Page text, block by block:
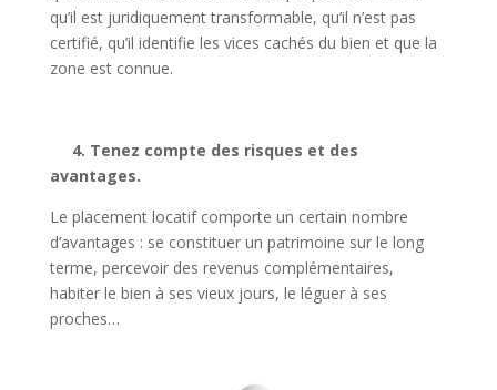
qu’il est juridiquement transformable, qu’il n’est pas
certifié, qu’il identifie les vices cachés du bien et que la
zone est connue.
4. Tenez compte des risques et des
avantages.
Le placement locatif comporte un certain nombre
d’avantages : se constituer un patrimoine sur le long
terme, percevoir des revenus complémentaires,
habiter le bien à ses vieux jours, le léguer à ses
proches…